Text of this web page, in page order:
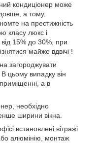
кондиціонер може
а тому,
на престижність
класу люкс і
15% до 30%, при
майже вдвічі !
загороджувати
цьому випадку він
а в
необхідно
ширини вікна.
встановлені вітражі
алюмінію, монтаж